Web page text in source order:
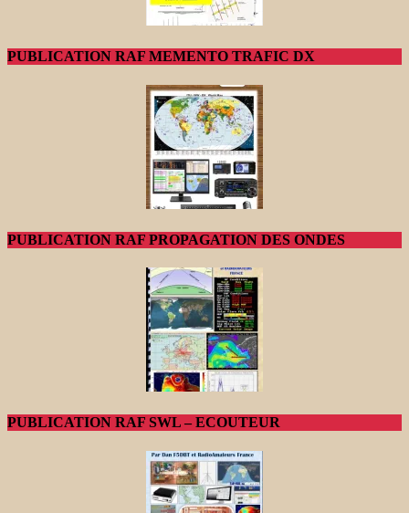
PUBLICATION RAF MEMENTO TRAFIC DX
PUBLICATION RAF PROPAGATION DES ONDES
PUBLICATION RAF SWL – ECOUTEUR